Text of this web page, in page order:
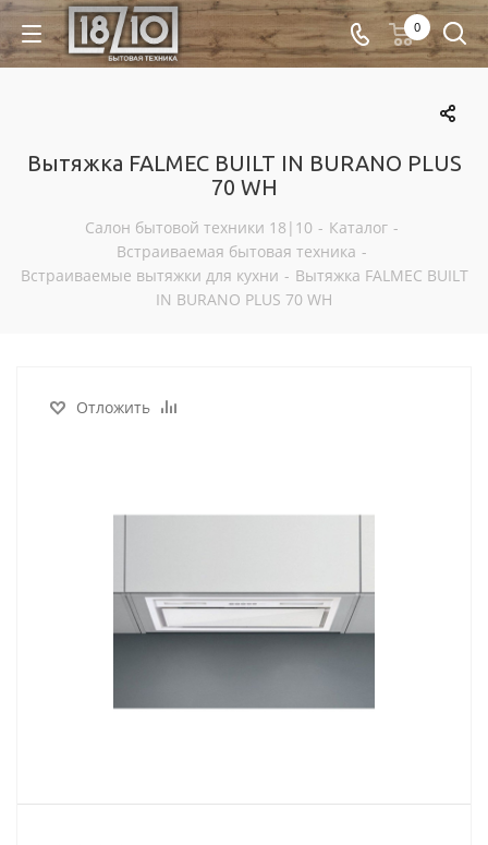
0
Вытяжка FALMEC BUILT IN BURANO PLUS
70 WH
Салон бытовой техники 18|10 - Каталог -
Встраиваемая бытовая техника -
Встраиваемые вытяжки для кухни - Вытяжка FALMEC BUILT
IN BURANO PLUS 70 WH
Отложить